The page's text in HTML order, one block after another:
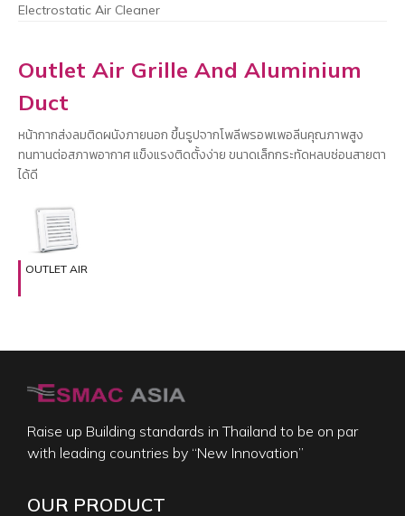
Electrostatic Air Cleaner
Outlet Air Grille And Aluminium
Duct
หน้ากากส่งลมติดผนังภายนอก ขึ้นรูปจากโพลีพรอพเพอลีนคุณภาพสูง
ทนทานต่อสภาพอากาศ แข็งแรงติดตั้งง่าย ขนาดเล็กกระทัดหลบซ่อนสายตา
ได้ดี
OUTLET AIR
Raise up Building standards in Thailand to be on par
with leading countries by “New Innovation”
OUR PRODUCT